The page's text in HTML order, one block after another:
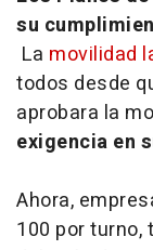
su
La movilidad
todos desde
aprobara la
exigencia en
Ahora,
100 por